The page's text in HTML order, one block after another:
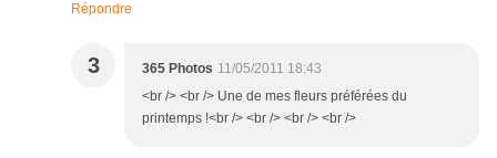
Répondre
3 365 Photos 11/05/2011 18:43
<br /> <br /> Une de mes fleurs préférées du
printemps !<br /> <br /> <br /> <br />